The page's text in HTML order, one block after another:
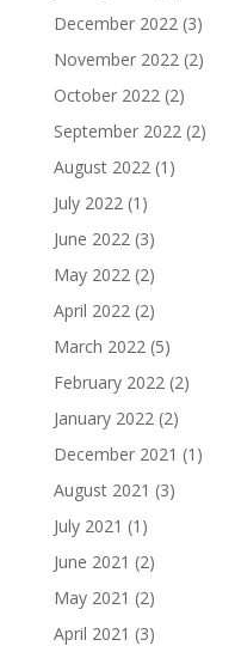
December 2022(3)
November 2022(2)
October 2022(2)
September 2022(2)
August 2022(1)
July 2022(1)
June 2022(3)
May 2022(2)
April 2022(2)
March 2022(5)
February 2022(2)
January 2022(2)
December 2021 (1)
August 2021 (3)
July 2021 (1)
June 2021 (2)
May 2021 (2)
April 2021 (3)